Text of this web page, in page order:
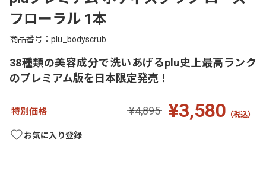
フローラル 1本
商品番号：plu_bodyscrub
38種類の美容成分で洗いあげるplu史上最高ランク
のプレミアム版を日本限定発売！
特別価格 ¥4,895 ¥3,580 （税込）
お気に入り登録